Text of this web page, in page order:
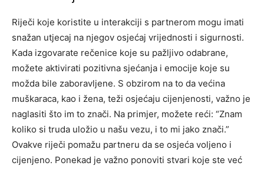
Riječi koje koristite u interakciji s partnerom mogu imati
snažan utjecaj na njegov osjećaj vrijednosti i sigurnosti.
Kada izgovarate rečenice koje su pažljivo odabrane,
možete aktivirati pozitivna sjećanja i emocije koje su
možda bile zaboravljene. S obzirom na to da većina
muškaraca, kao i žena, teži osjećaju cijenjenosti, važno je
naglasiti što im to znači. Na primjer, možete reći: “Znam
koliko si truda uložio u našu vezu, i to mi jako znači.”
Ovakve riječi pomažu partneru da se osjeća voljeno i
cijenjeno. Ponekad je važno ponoviti stvari koje ste već